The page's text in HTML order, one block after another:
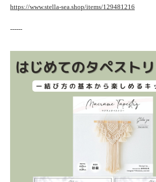
https://www.stella-sea.shop/items/129481216
------